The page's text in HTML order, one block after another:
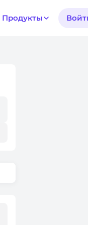
Продукты